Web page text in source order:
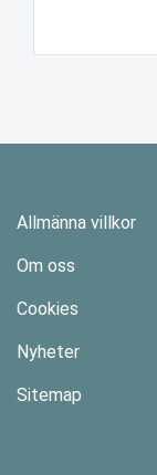
Allmänna villkor
Om oss
Cookies
Nyheter
Sitemap